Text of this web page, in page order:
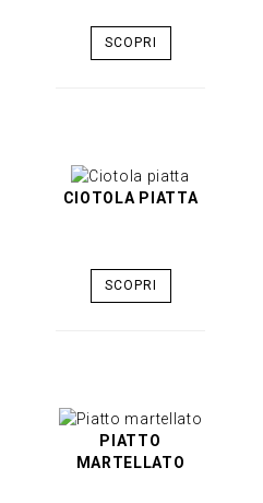
SCOPRI
CIOTOLA PIATTA
SCOPRI
PIATTO
MARTELLATO